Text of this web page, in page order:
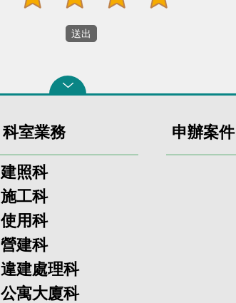
科室業務
建照科
施工科
使用科
營建科
違建處理科
公寓大廈科
申辦案件